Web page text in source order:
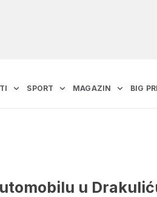
SPORT MAGAZIN BIG
u